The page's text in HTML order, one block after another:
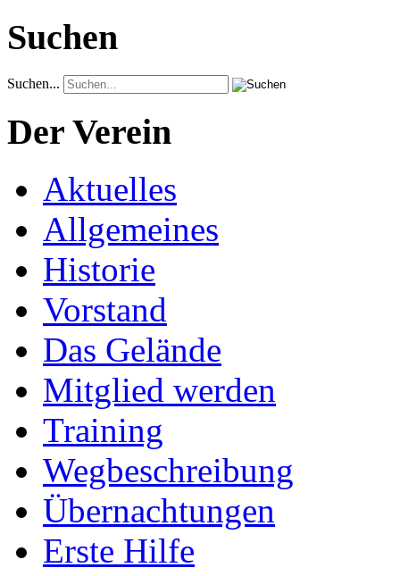
Suchen
Suchen...
Der Verein
Aktuelles
Allgemeines
Historie
Vorstand
Das Gelände
Mitglied werden
Training
Wegbeschreibung
Übernachtungen
Erste Hilfe